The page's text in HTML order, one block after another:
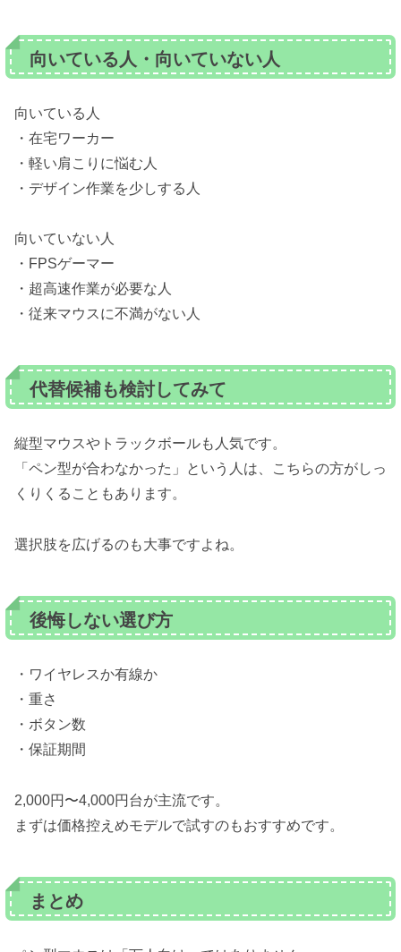
向いている人・向いていない人
向いている人
・在宅ワーカー
・軽い肩こりに悩む人
・デザイン作業を少しする人
向いていない人
・FPSゲーマー
・超高速作業が必要な人
・従来マウスに不満がない人
代替候補も検討してみて
縦型マウスやトラックボールも人気です。
「ペン型が合わなかった」という人は、こちらの方がしっ
くりくることもあります。
選択肢を広げるのも大事ですよね。
後悔しない選び方
・ワイヤレスか有線か
・重さ
・ボタン数
・保証期間
2,000円〜4,000円台が主流です。
まずは価格控えめモデルで試すのもおすすめです。
まとめ